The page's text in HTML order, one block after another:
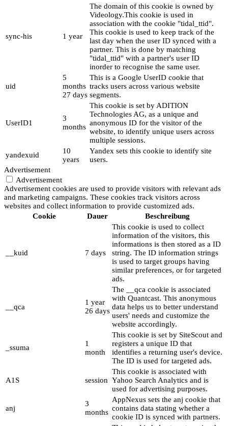
sync-his 1 year
The domain of this cookie is owned by
Videology.This cookie is used in
association with the cookie "tidal_ttid".
This cookie is used to keep track of the
last day when the user ID synced with a
partner. This is done by matching
"tidal_ttid" with a partner's user ID
inorder to recognise the same user.
uid
5
months
27 days
This is a Google UserID cookie that
tracks users across various website
segments.
UserID1
3
months
This cookie is set by ADITION
Technologies AG, as a unique and
anonymous ID for the visitor of the
website, to identify unique users across
multiple sessions.
yandexuid
10
years
Yandex sets this cookie to identify site
users.
Advertisement
Advertisement
Advertisement cookies are used to provide visitors with relevant ads
and marketing campaigns. These cookies track visitors across
websites and collect information to provide customized ads.
Cookie
Dauer Beschreibung
__kuid 7 days
This cookie is used to collect
information of the visitors, this
informations is then stored as a ID
string. The ID information strings
is used to target groups having
similar preferences, or for targeted
ads.
__qca
1 year
26 days
The __qca cookie is associated
with Quantcast. This anonymous
data helps us to better understand
users' needs and customize the
website accordingly.
_ssuma
1
month
This cookie is set by SiteScout and
registers a unique ID that
identifies a returning user's device.
The ID is used for targeted ads.
A1S session
This cookie is associated with
Yahoo Search Analytics and is
used for advertising purposes.
anj
3
months
AppNexus sets the anj cookie that
contains data stating whether a
cookie ID is synced with partners.